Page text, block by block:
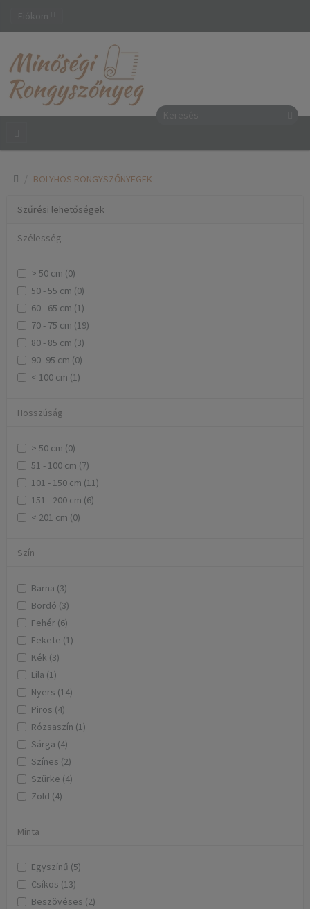
BOLYHOS RONGYSZŐNYEGEK
Szűrési lehetőségek
Szélesség
> 50 cm (0)
50 - 55 cm (0)
60 - 65 cm (1)
70 - 75 cm (19)
80 - 85 cm (3)
90 -95 cm (0)
< 100 cm (1)
Hosszúság
> 50 cm (0)
51 - 100 cm (7)
101 - 150 cm (11)
151 - 200 cm (6)
< 201 cm (0)
Szín
Barna (3)
Bordó (3)
Fehér (6)
Fekete (1)
Kék (3)
Lila (1)
Nyers (14)
Piros (4)
Rózsaszín (1)
Sárga (4)
Színes (2)
Szürke (4)
Zöld (4)
Minta
Egyszínű (5)
Csíkos (13)
Beszövéses (2)